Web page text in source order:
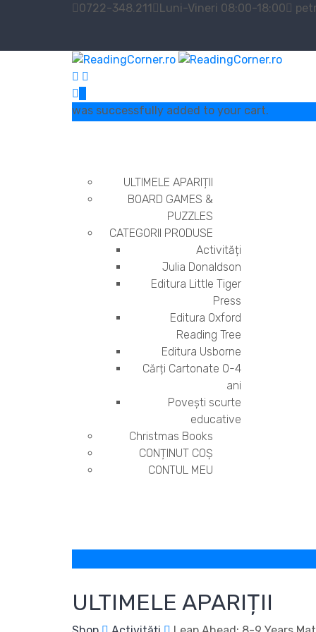
0722-348.211 Luni-Vineri 08:00-18:00
was successfully added to your cart.
ULTIMELE APARIȚII
BOARD GAMES &
PUZZLES
CATEGORII PRODUSE
Activități
Julia Donaldson
Editura Little Tiger
Press
Editura Oxford
Reading Tree
Editura Usborne
Cărți Cartonate 0-4
ani
Povești scurte
educative
Christmas Books
CONȚINUT COȘ
CONTUL MEU
ULTIMELE APARIȚII